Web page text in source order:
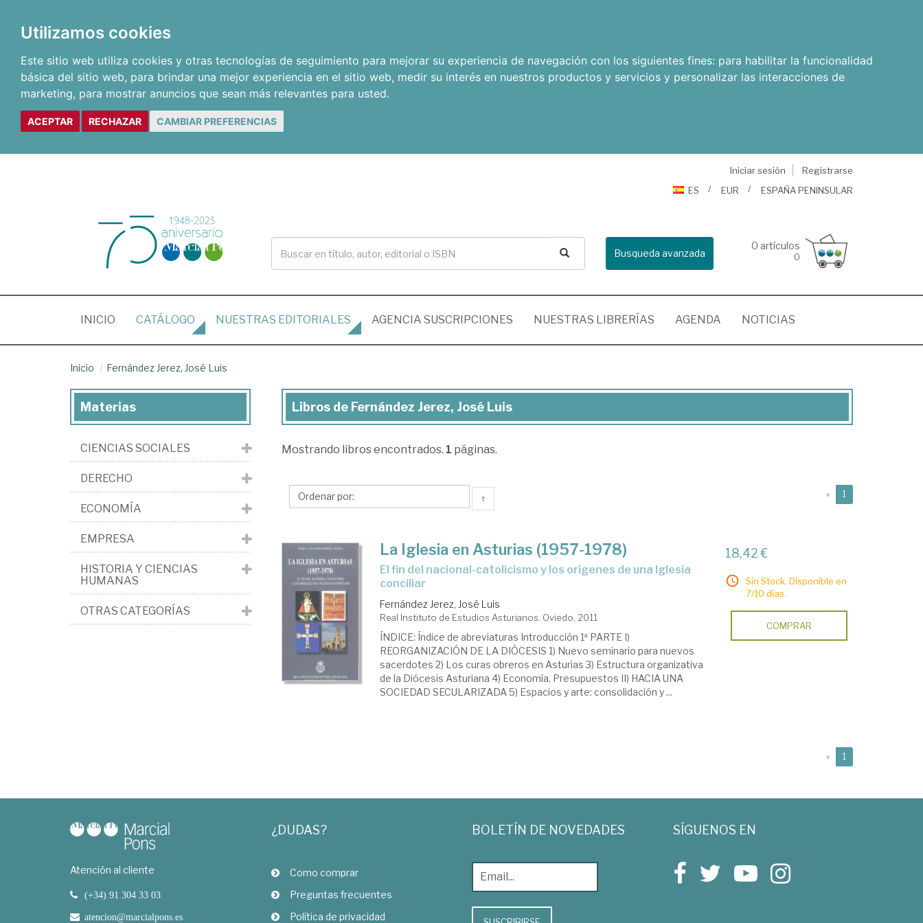
Utilizamos cookies
Este sitio web utiliza cookies y otras tecnologías de seguimiento para mejorar su experiencia de navegación con los siguientes fines: para habilitar la funcionalidad
básica del sitio web, para brindar una mejor experiencia en el sitio web, medir su interés en nuestros productos y servicios y personalizar las interacciones de
marketing, para mostrar anuncios que sean más relevantes para usted.
ACEPTAR RECHAZAR CAMBIAR PREFERENCIAS
Iniciar sesión
Registrarse
ES
EUR ESPAÑA PENINSULAR
Busqueda avanzada
0 artículos
0
INICIO (CURRENT)
CATÁLOGO NUESTRAS EDITORIALES AGENCIA SUSCRIPCIONES NUESTRAS LIBRERÍAS AGENDA NOTICIAS
Inicio Fernández Jerez, José Luis
Libros
Fernández
José
Libros de Fernández Jerez, José Luis
Mostrando libros encontrados. 1 páginas.
↑ « 1
La Iglesia en Asturias (1957-1978)
el fin del nacional-catolicismo y los orígenes de una Iglesia
conciliar
Fernández Jerez, José Luis
Real Instituto de Estudios Asturianos. Oviedo, 2011
ÍNDICE: Índice de abreviaturas Introducción 1ª PARTE I)
REORGANIZACIÓN DE LA DIÓCESIS 1) Nuevo seminario para nuevos
sacerdotes 2) Los curas obreros en Asturias 3) Estructura organizativa
de la Diócesis Asturiana 4) Economía. Presupuestos II) HACIA UNA
SOCIEDAD SECULARIZADA 5) Espacios y arte: consolidación y ...
18,42 €
Sin Stock. Disponible en
7/10 días.
COMPRAR
« 1
Materias
CIENCIAS SOCIALES
DERECHO
ECONOMÍA
EMPRESA
HISTORIA Y CIENCIAS
HUMANAS
OTRAS CATEGORÍAS
Atención al cliente
(+34) 91 304 33 03
atencion@marcialpons.es
¿DUDAS?
Como comprar
Preguntas frecuentes
Política de privacidad
BOLETÍN DE NOVEDADES SÍGUENOS EN